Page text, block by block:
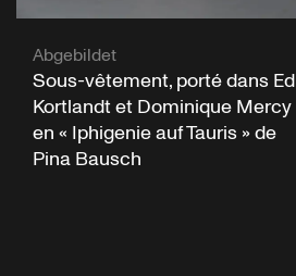
Abgebildet
Sous-vêtement, porté dans Ed
Kortlandt et Dominique Mercy
en « Iphigenie auf Tauris » de
Pina Bausch